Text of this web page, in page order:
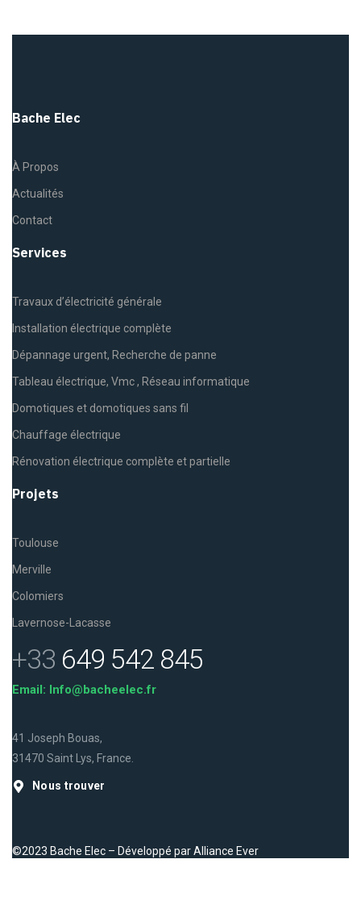
Bache Elec
À Propos
Actualités
Contact
Services
Travaux d’électricité générale
Installation électrique complète
Dépannage urgent, Recherche de panne
Tableau électrique, Vmc , Réseau informatique
Domotiques et domotiques sans fil
Chauffage électrique
Rénovation électrique complète et partielle
Projets
Toulouse
Merville
Colomiers
Lavernose-Lacasse
+33 649 542 845
Email: Info@bacheelec.fr
41 Joseph Bouas,
31470 Saint Lys, France.
Nous trouver
©2023 Bache Elec – Développé parAlliance Ever